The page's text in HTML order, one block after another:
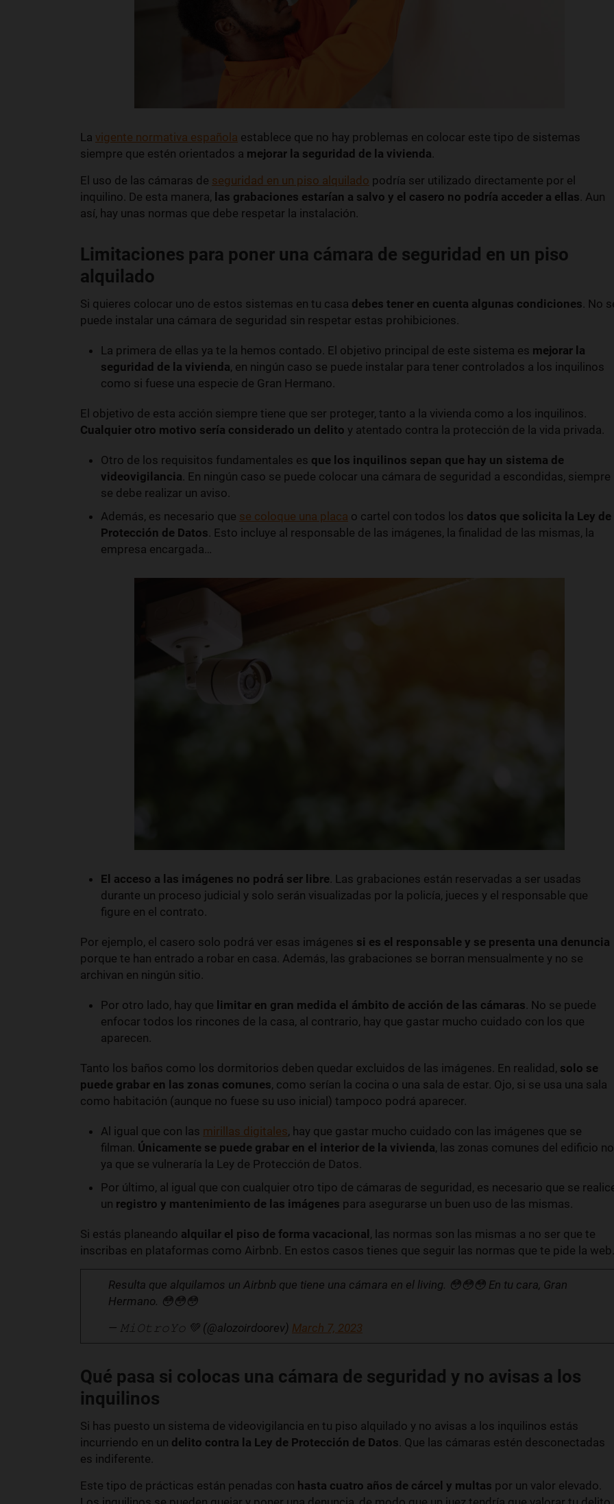
La vigente normativa española establece que no hay problemas en colocar este tipo de sistemas
siempre que estén orientados a mejorar la seguridad de la vivienda.
El uso de las cámaras de seguridad en un piso alquilado podría ser utilizado directamente por el
inquilino. De esta manera, las grabaciones estarían a salvo y el casero no podría acceder a ellas. Aun
así, hay unas normas que debe respetar la instalación.
Limitaciones para poner una cámara de seguridad en un piso
alquilado
Si quieres colocar uno de estos sistemas en tu casa debes tener en cuenta algunas condiciones. No
puede instalar una cámara de seguridad sin respetar estas prohibiciones.
La primera de ellas ya te la hemos contado. El objetivo principal de este sistema es mejorar la
seguridad de la vivienda, en ningún caso se puede instalar para tener controlados a los inquilinos
como si fuese una especie de Gran Hermano.
El objetivo de esta acción siempre tiene que ser proteger, tanto a la vivienda como a los inquilinos.
Cualquier otro motivo sería considerado un delito y atentado contra la protección de la vida privada.
Otro de los requisitos fundamentales es que los inquilinos sepan que hay un sistema de
videovigilancia. En ningún caso se puede colocar una cámara de seguridad a escondidas, siempre
se debe realizar un aviso.
Además, es necesario que se coloque una placa o cartel con todos los datos que solicita la Ley de
Protección de Datos. Esto incluye al responsable de las imágenes, la finalidad de las mismas, la
empresa encargada…
El acceso a las imágenes no podrá ser libre. Las grabaciones están reservadas a ser usadas
durante un proceso judicial y solo serán visualizadas por la policía, jueces y el responsable que
figure en el contrato.
Por ejemplo, el casero solo podrá ver esas imágenes si es el responsable y se presenta una denuncia
porque te han entrado a robar en casa. Además, las grabaciones se borran mensualmente y no se
archivan en ningún sitio.
Por otro lado, hay que limitar en gran medida el ámbito de acción de las cámaras. No se puede
enfocar todos los rincones de la casa, al contrario, hay que gastar mucho cuidado con los que
aparecen.
Tanto los baños como los dormitorios deben quedar excluidos de las imágenes. En realidad, solo se
puede grabar en las zonas comunes, como serían la cocina o una sala de estar. Ojo, si se usa una sala
como habitación (aunque no fuese su uso inicial) tampoco podrá aparecer.
Al igual que con las mirillas digitales, hay que gastar mucho cuidado con las imágenes que se
filman. Únicamente se puede grabar en el interior de la vivienda, las zonas comunes del edificio no
ya que se vulneraría la Ley de Protección de Datos.
Por último, al igual que con cualquier otro tipo de cámaras de seguridad, es necesario que se
un registro y mantenimiento de las imágenes para asegurarse un buen uso de las mismas.
Si estás planeando alquilar el piso de forma vacacional, las normas son las mismas a no ser que te
inscribas en plataformas como Airbnb. En estos casos tienes que seguir las normas que te pide la web.
Resulta que alquilamos un Airbnb que tiene una cámara en el living. 😳😳😳 En tu cara, Gran
Hermano. 😳😳😳
— 𝙼𝚒𝙾𝚝𝚛𝚘𝚈𝚘 💚 (@alozoirdoorev) March 7, 2023
Qué pasa si colocas una cámara de seguridad y no avisas a los
inquilinos
Si has puesto un sistema de videovigilancia en tu piso alquilado y no avisas a los inquilinos estás
incurriendo en un delito contra la Ley de Protección de Datos. Que las cámaras estén desconectadas
es indiferente.
Este tipo de prácticas están penadas con hasta cuatro años de cárcel y multas por un valor elevado.